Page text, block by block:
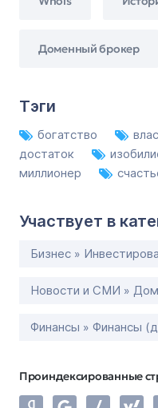
Доменный брокер
Тэги
богатство
достаток
миллионер
Участвует в
Бизнес »
Новости и СМИ »
Финансы » Финансы
Проиндексированные